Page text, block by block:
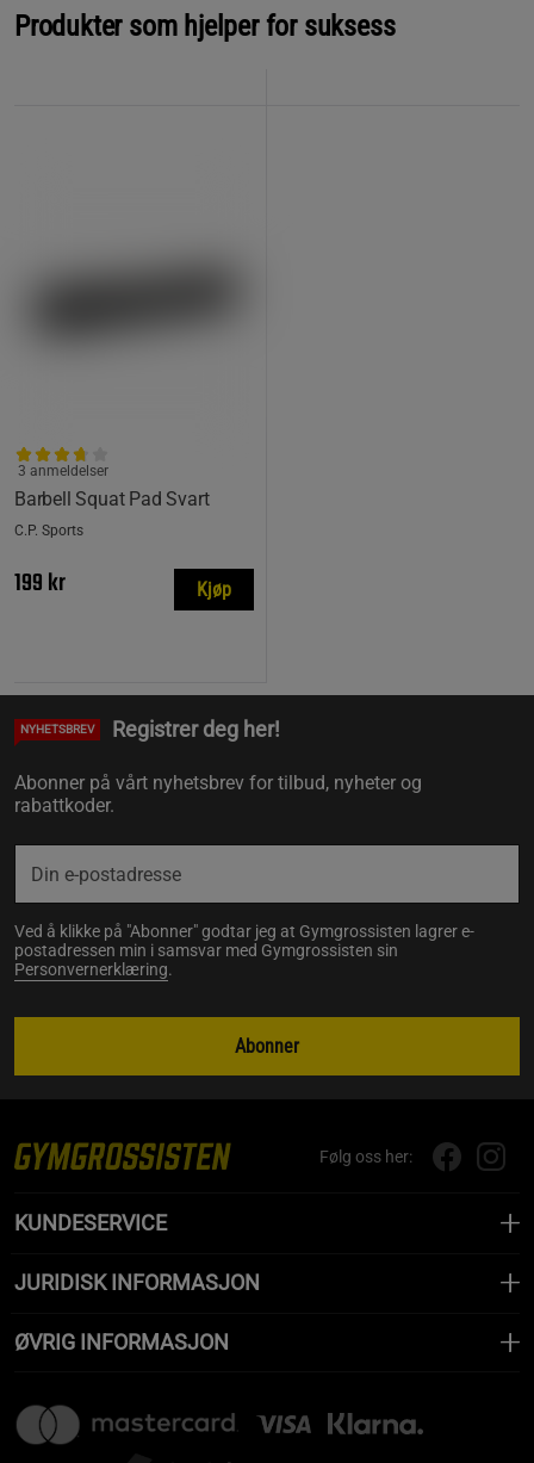
Produkter som hjelper for suksess
Barbell Squat Pad Svart
3 anmeldelser
C.P. Sports
199 kr Kjøp
NYHETSBREV Registrer deg her!
Abonner på vårt nyhetsbrev for tilbud, nyheter og
rabattkoder.
Ved å klikke på "Abonner" godtar jeg at Gymgrossisten lagrer e-
postadressen min i samsvar med Gymgrossisten sin
Personvernerklæring.
Abonner
Følg oss her:
KUNDESERVICE
JURIDISK INFORMASJON
ØVRIG INFORMASJON